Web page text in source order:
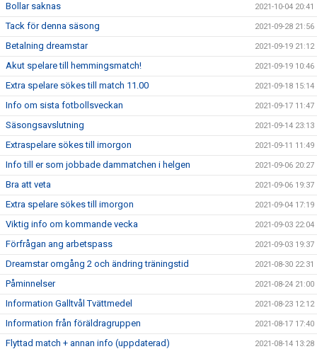
Bollar saknas 2021-10-04 20:41
Tack för denna säsong 2021-09-28 21:56
Betalning dreamstar 2021-09-19 21:12
Akut spelare till hemmingsmatch! 2021-09-19 10:46
Extra spelare sökes till match 11.00 2021-09-18 15:14
Info om sista fotbollsveckan 2021-09-17 11:47
Säsongsavslutning 2021-09-14 23:13
Extraspelare sökes till imorgon 2021-09-11 11:49
Info till er som jobbade dammatchen i helgen 2021-09-06 20:27
Bra att veta 2021-09-06 19:37
Extra spelare sökes till imorgon 2021-09-04 17:19
Viktig info om kommande vecka 2021-09-03 22:04
Förfrågan ang arbetspass 2021-09-03 19:37
Dreamstar omgång 2 och ändring träningstid 2021-08-30 22:31
Påminnelser 2021-08-24 21:00
Information Galltvål Tvättmedel 2021-08-23 12:12
Information från föräldragruppen 2021-08-17 17:40
Flyttad match + annan info (uppdaterad) 2021-08-14 13:28